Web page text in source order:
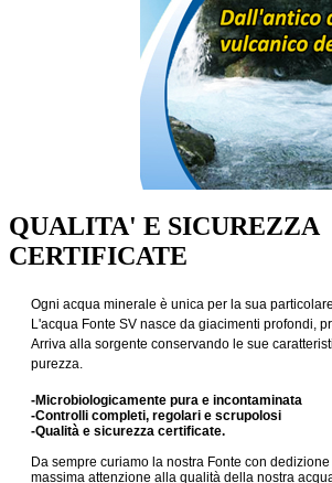
QUALITA' E SICUREZZA
CERTIFICATE
Ogni acqua minerale è unica per la sua
L'acqua Fonte SV nasce da giacimenti profondi,
Arriva alla sorgente conservando le sue
purezza.
-Microbiologicamente pura e incontaminata
-Controlli completi, regolari e scrupolosi
-Qualità e sicurezza certificate.
Da sempre curiamo la nostra Fonte con
massima attenzione alla qualità della nostra